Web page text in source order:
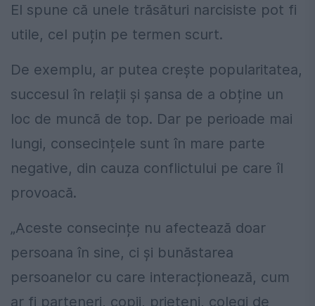
El spune că unele trăsături narcisiste pot fi
utile, cel puțin pe termen scurt.
De exemplu, ar putea crește popularitatea,
succesul în relații și șansa de a obține un
loc de muncă de top. Dar pe perioade mai
lungi, consecințele sunt în mare parte
negative, din cauza conflictului pe care îl
provoacă.
„Aceste consecințe nu afectează doar
persoana în sine, ci și bunăstarea
persoanelor cu care interacționează, cum
ar fi parteneri, copii, prieteni, colegi de